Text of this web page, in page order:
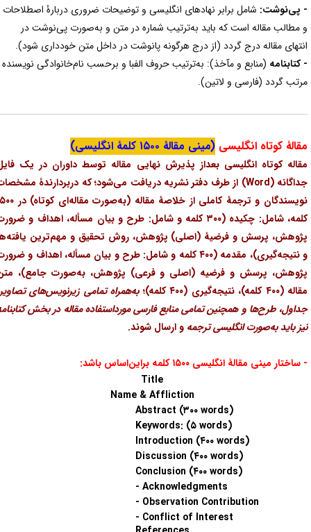
پی‌نوشت:شامل برابر نهادهای انگلیسی و توضیحات ضروری دربارۀ اصطلاحات
مطالب مقاله است که باید به‌ترتیب شماره‌ در متن و به‌صورت پی‌نوشت در
مقاله درج گردد (از درج هرگونه پانوشت در داخل متن خودداری شود).
(منابع و مآخذ): به‌ترتیب حروف الفبا و برحسب نام‌خانوادگی نویسنده
گردد (فارسی و لاتین).
کوتاه انگلیسی(مینی مقالۀ ۱۵۰۰ کلمۀ انگلیسی)
کوتاه انگلیسی بعداز پذیرش نهایی مقاله توسط داوران در یک فایل
جداگانه (Word) از طرف دفتر نشریه دریافت می‌شود؛ که دربردارندۀ مشخصات
نویسندگان و ترجمۀ کاملی از خلاصۀ‌ مقاله (به‌صورت مقاله‌ای کوتاه) در ۱۵۰۰
کلمه، شامل: چکیده (۳۰۰ کلمه و شامل: طرح و بیان مسأله، اهداف و ضرورت
پرسش و فرضیۀ (اصلی) پژوهش، روش تحقیق و مهم‌ترین یافته‌ها
و نتیجه‌گیری)، مقدمه (۴۰۰ کلمه و شامل: طرح و بیان مسأله، اهداف و ضرورت
پرسش و فرضیه (اصلی و فرعی) پژوهش، به‌صورت جامع)، متن
کلمه)، نتیجه‌گیری (۴۰۰ کلمه)؛
به‌همراه تمامی زیرنویس‌های تصاویر،
طرح‌ها و همچنین تمامی منابع فارسی مورداستفاده مقاله در بخش کتابنامه
باید به‌صورت انگلیسی ترجمهو ارسال شوند.
مینی مقالۀ انگلیسی ۱۵۰۰ کلمه براین‌اساس باشد:
Title
Name & Affliction
Abstract (۳۰۰ words)
Keywords:(۵ words)
Introduction (۴۰۰ words)
Discussion (۴۰۰ words)
Conclusion (۴۰۰ words)
- Acknowledgments
- Observation Contribution
- Conflict of Interest